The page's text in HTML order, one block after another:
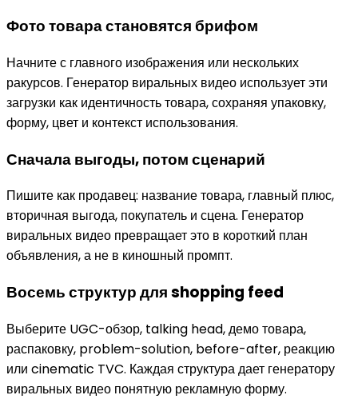
Фото товара становятся брифом
Начните с главного изображения или нескольких
ракурсов. Генератор виральных видео использует эти
загрузки как идентичность товара, сохраняя упаковку,
форму, цвет и контекст использования.
Сначала выгоды, потом сценарий
Пишите как продавец: название товара, главный плюс,
вторичная выгода, покупатель и сцена. Генератор
виральных видео превращает это в короткий план
объявления, а не в киношный промпт.
Восемь структур для shopping feed
Выберите UGC-обзор, talking head, демо товара,
распаковку, problem-solution, before-after, реакцию
или cinematic TVC. Каждая структура дает генератору
виральных видео понятную рекламную форму.